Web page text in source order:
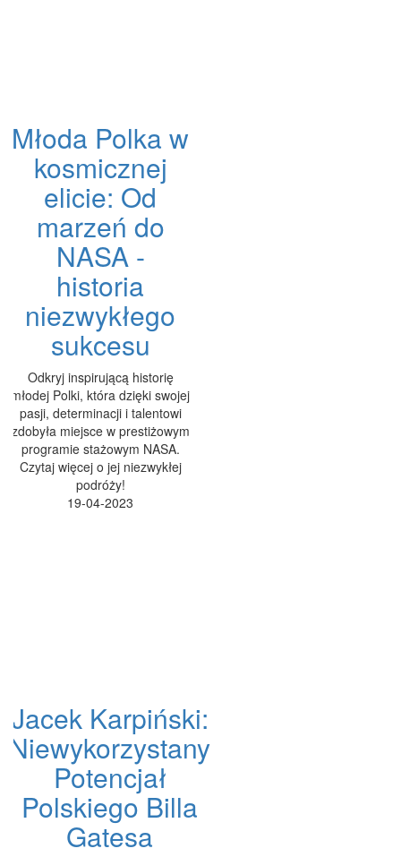
Młoda Polka w
kosmicznej
elicie: Od
marzeń do
NASA -
historia
niezwykłego
sukcesu
Odkryj inspirującą historię
młodej Polki, która dzięki swojej
pasji, determinacji i talentowi
zdobyła miejsce w prestiżowym
programie stażowym NASA.
Czytaj więcej o jej niezwykłej
podróży!
19-04-2023
Jacek Karpiński:
Niewykorzystany
Potencjał
Polskiego Billa
Gatesa